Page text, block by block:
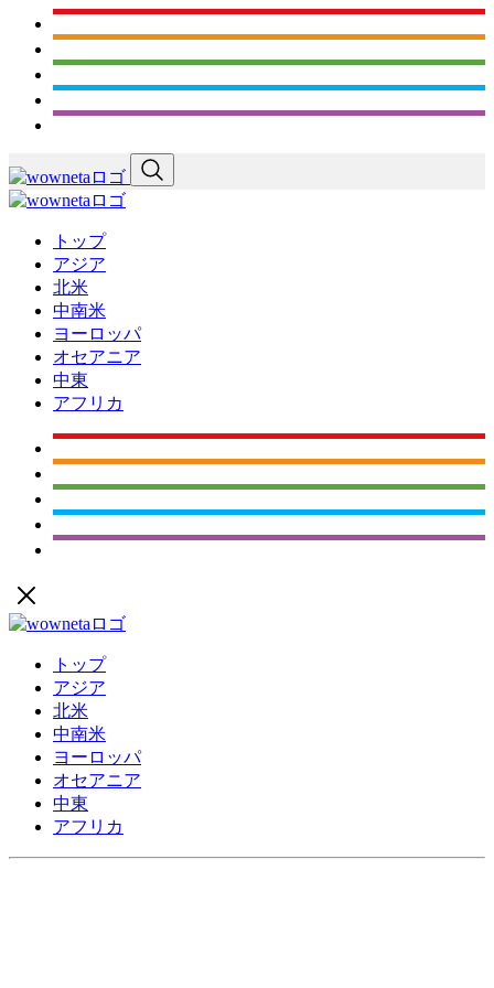
トップ
アジア
北米
中南米
ヨーロッパ
オセアニア
中東
アフリカ
トップ
アジア
北米
中南米
ヨーロッパ
オセアニア
中東
アフリカ